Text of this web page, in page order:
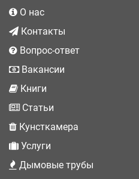
О нас
Контакты
Вопрос-ответ
Вакансии
Книги
Статьи
Кунсткамера
Услуги
Дымовые трубы